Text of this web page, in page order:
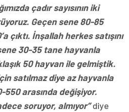
çadır sayısının iki
Geçen sene 80-85
çıktı. İnşallah herkes satışını
30-35 tane hayvanla
50 hayvan ile gelmiştik.
satılmaz diye az hayvanla
arasında değişiyor.
soruyor, almıyor”diye